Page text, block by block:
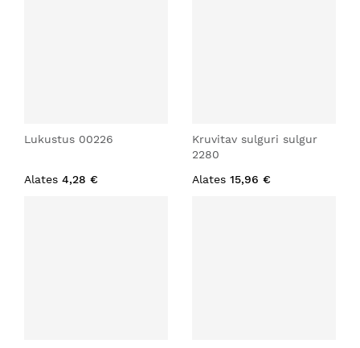
Lukustus 00226
Alates 4,28 €
Kruvitav sulguri sulgur
2280
Alates 15,96 €